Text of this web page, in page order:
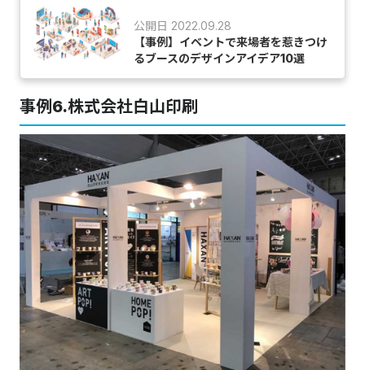
公開日 2022.09.28
【事例】イベントで来場者を惹きつけ
るブースのデザインアイデア10選
事例6.株式会社白山印刷